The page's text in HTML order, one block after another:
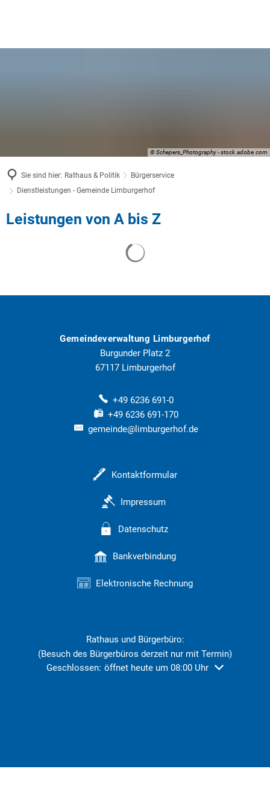
© Schepers_Photography - stock.adobe.com
Sie sind hier: Rathaus & Politik
Bürgerservice
Dienstleistungen - Gemeinde Limburgerhof
Dienstleistungen
Leistungen von A bis Z
Gemeindeverwaltung Limburgerhof
Burgunder Platz 2
67117 Limburgerhof
+49 6236 691-0
+49 6236 691-170
gemeinde@limburgerhof.de
Kontaktformular
Impressum
Datenschutz
Bankverbindung
Elektronische Rechnung
Rathaus und Bürgerbüro:
(Besuch des Bürgerbüros derzeit nur mit Termin)
Klicken, um weitere Öffnungs- oder Schließzeiten
Geschlossen: öffnet heute um 08:00 Uhr